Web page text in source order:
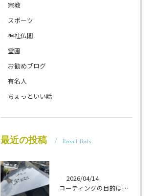
宗教
スポーツ
神社仏閣
霊園
お勧めブログ
有名人
ちょっといい話
最近の投稿 Recent Posts
2026/04/14
コーティングの目的は 墓石を保護することです 岐阜のお墓掃除屋「磨き専隊」です